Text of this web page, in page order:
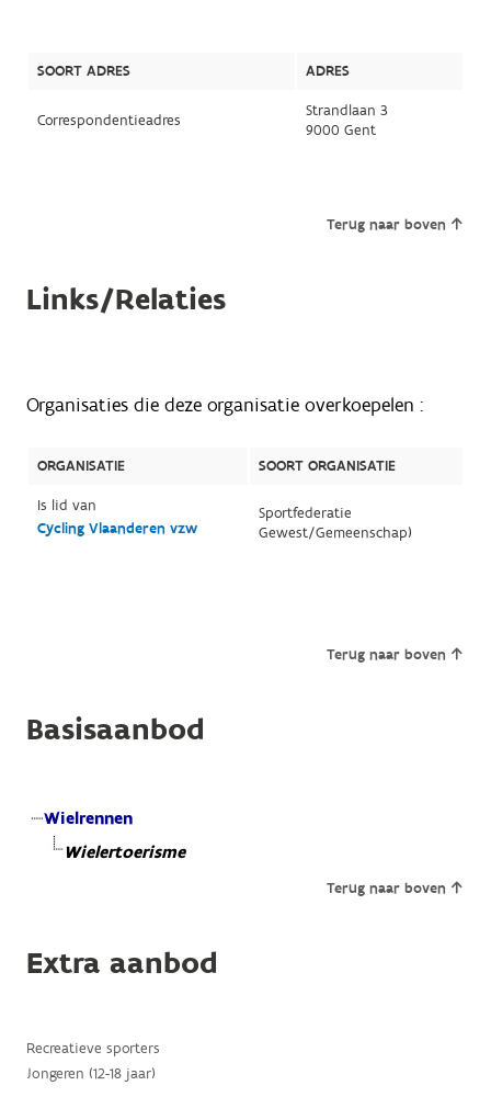
SOORT ADRES ADRES
Correspondentieadres
Strandlaan 3
9000 Gent
Terug naar boven
Links/Relaties
Organisaties die deze organisatie overkoepelen :
ORGANISATIE
SOORT ORGANISATIE
Is lid van
Cycling Vlaanderen vzw
Sportfederatie
Gewest/Gemeenschap)
Terug naar boven
Basisaanbod
Wielrennen
Wielertoerisme
Terug naar boven
Extra aanbod
Recreatieve sporters
Jongeren (12-18 jaar)